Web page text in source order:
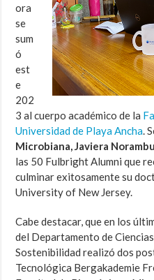
ora
se
sum
ó
est
e
202
3 al cuerpo académico de la
Universidad de Playa Ancha.
Microbiana, Javiera
las 50 Fulbright Alumni que
culminar exitosamente su
University of New Jersey.
Cabe destacar, que en los
del Departamento de
Sostenibilidad realizó dos
Tecnológica Bergakademie